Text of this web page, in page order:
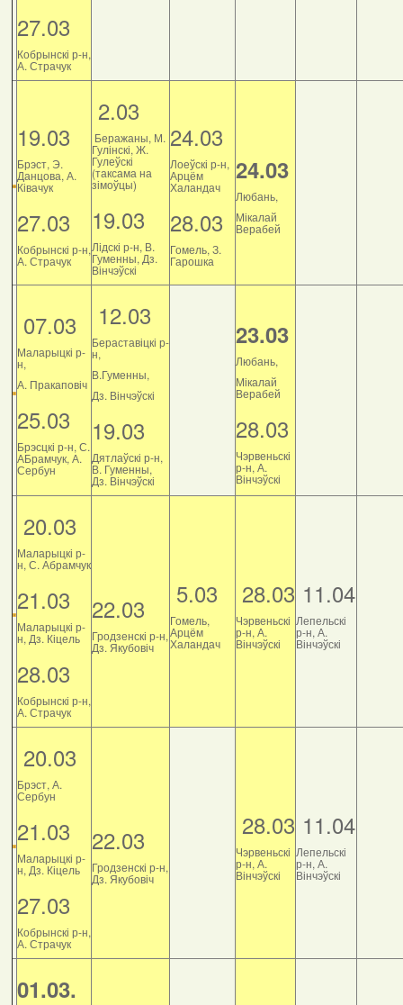
27.03
Кобрынскі р-н,
А. Страчук
19.03
Брэст, Э.
Данцова, А.
Ківачук
27.03
Кобрынскі р-н,
А. Страчук
2.03
Беражаны, М.
Гулінскі, Ж.
Гулеўскі
(таксама на
зімоўцы)
19.03
Лідскі р-н, В.
Гуменны, Дз.
Вінчэўскі
24.03
Лоеўскі р-н,
Арцём
Халандач
28.03
Гомель, З.
Гарошка
24.03
Любань,
Мікалай
Верабей
07.03
Маларыцкі р-
н,
А. Пракаповіч
25.03
Брэсцкі р-н, С.
АБрамчук, А.
Сербун
12.03
Бераставіцкі р-
н,
В.Гуменны,
Дз. Вінчэўскі
19.03
Дятлаўскі р-н,
В. Гуменны,
Дз. Вінчэўскі
23.03
Любань,
Мікалай
Верабей
28.03
Чэрвеньскі
р-н, А.
Вінчэўскі
20.03
Маларыцкі р-
н, С. Абрамчук
21.03
Маларыцкі р-
н, Дз. Кіцель
28.03
Кобрынскі р-н,
А. Страчук
22.03
Гродзенскі р-н,
Дз. Якубовіч
5.03
Гомель,
Арцём
Халандач
28.03
Чэрвеньскі
р-н, А.
Вінчэўскі
11.04
Лепельскі
р-н, А.
Вінчэўскі
20.03
Брэст, А.
Сербун
21.03
Маларыцкі р-
н, Дз. Кіцель
27.03
Кобрынскі р-н,
А. Страчук
22.03
Гродзенскі р-н,
Дз. Якубовіч
28.03
Чэрвеньскі
р-н, А.
Вінчэўскі
11.04
Лепельскі
р-н, А.
Вінчэўскі
01.03.